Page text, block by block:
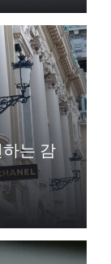
는 감